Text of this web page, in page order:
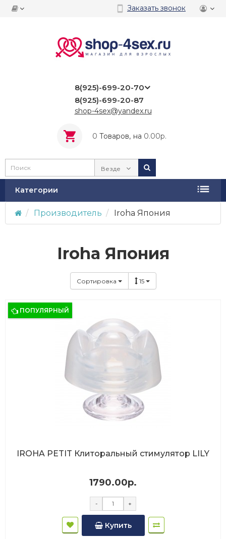
Заказать звонок
8(925)-699-20-70
8(925)-699-20-87
shop-4sex@yandex.ru
0 Tоваров, на 0.00р.
Везде
Категории
Производитель Iroha Япония
Iroha Япония
Сортировка 15
ПОПУЛЯРНЫЙ
IROHA PETIT Клиторальный стимулятор LILY
1790.00р.
- +
Купить